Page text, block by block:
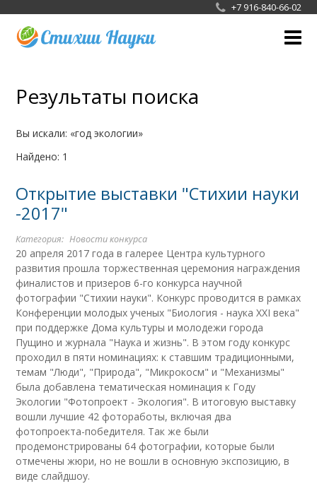
+7 916-840-66-02
Жюри
Галерея
Новости конкурса
СМИ
Результаты поиска
Вы искали:
год экологии
Найдено: 1
Открытие выставки "Стихии науки
-2017"
Категория: Новости конкурса
20 апреля 2017 года в галерее Центра культурного
развития прошла торжественная церемония награждения
финалистов и призеров 6-го конкурса научной
фотографии "Стихии науки". Конкурс проводится в рамках
Конференции молодых ученых "Биология - наука XXI века"
при поддержке Дома культуры и молодежи города
Пущино и журнала "Наука и жизнь". В этом году конкурс
проходил в пяти номинациях: к ставшим традиционными,
темам "Люди", "Природа", "Микрокосм" и "Механизмы"
была добавлена тематическая номинация к Году
Экологии "Фотопроект - Экология". В итоговую выставку
вошли лучшие 42 фотоработы, включая два
фотопроекта-победителя. Так же были
продемонстрированы 64 фотографии, которые были
отмечены жюри, но не вошли в основную экспозицию, в
виде слайдшоу.